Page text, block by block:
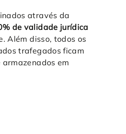
através da
de validade jurídica
Além disso, todos os
trafegados ficam
em